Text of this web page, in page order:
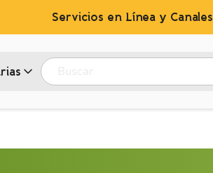
Servicios en Línea y Canales